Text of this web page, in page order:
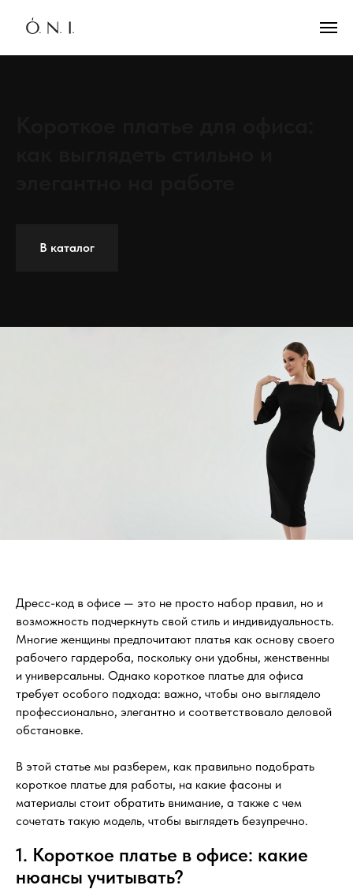
В каталог
Дресс-код в офисе — это не просто набор правил, но и
возможность подчеркнуть свой стиль и индивидуальность.
Многие женщины предпочитают платья как основу своего
рабочего гардероба, поскольку они удобны, женственны
и универсальны. Однако короткое платье для офиса
требует особого подхода: важно, чтобы оно выглядело
профессионально, элегантно и соответствовало деловой
обстановке.
В этой статье мы разберем, как правильно подобрать
короткое платье для работы, на какие фасоны и
материалы стоит обратить внимание, а также с чем
сочетать такую модель, чтобы выглядеть безупречно.
1. Короткое платье в офисе: какие
нюансы учитывать?